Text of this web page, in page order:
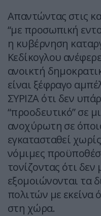
Απαντώντας στις
“με προσωπική
η κυβέρνηση
Κεδίκογλου
ανοικτή
είναι ξέφραγο
ΣΥΡΙΖΑ ότι δεν
“προοδευτικό” σε
ανοχύρωτη σε
εγκατασταθεί
νόμιμες
τονίζοντας ότι
εξομοιώνονται τα
πολιτών με
στη χώρα.